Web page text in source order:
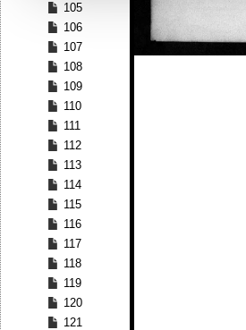
105
106
107
108
109
110
111
112
113
114
115
116
117
118
119
120
121